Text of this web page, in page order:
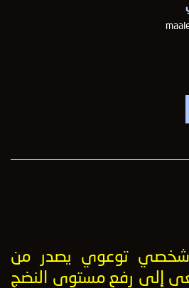
توعوي يصدر من
إلى رفع مستوى النضج